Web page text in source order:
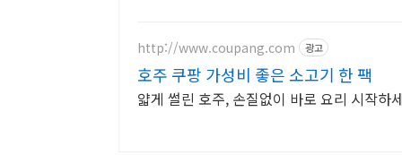
http://www.coupang.com 광고
호주 쿠팡 가성비 좋은 소고기 한 팩
얇게 썰린 호주, 손질없이 바로 요리 시작하